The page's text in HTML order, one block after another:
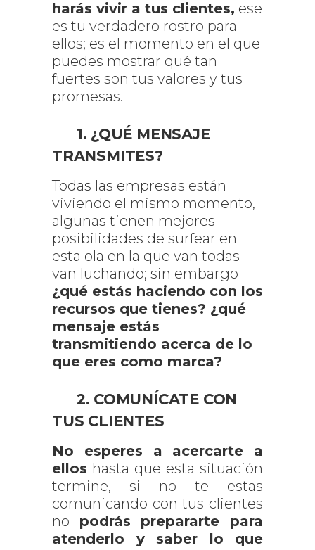
harás vivir a tus clientes, ese
es tu verdadero rostro para
ellos; es el momento en el que
puedes mostrar qué tan
fuertes son tus valores y tus
promesas.
1. ¿QUÉ MENSAJE
TRANSMITES?
Todas las empresas están
viviendo el mismo momento,
algunas tienen mejores
posibilidades de surfear en
esta ola en la que van todas
van luchando; sin embargo
¿qué estás haciendo con los
recursos que tienes? ¿qué
mensaje estás
transmitiendo acerca de lo
que eres como marca?
2. COMUNÍCATE CON
TUS CLIENTES
No esperes a acercarte a
ellos hasta que esta situación
termine, si no te estas
comunicando con tus clientes
no podrás prepararte para
atenderlo y saber lo que